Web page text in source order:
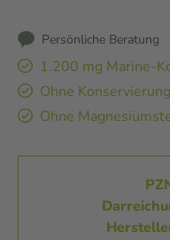
Persönliche Beratung
1.200 mg Marine-
Ohne
Ohne